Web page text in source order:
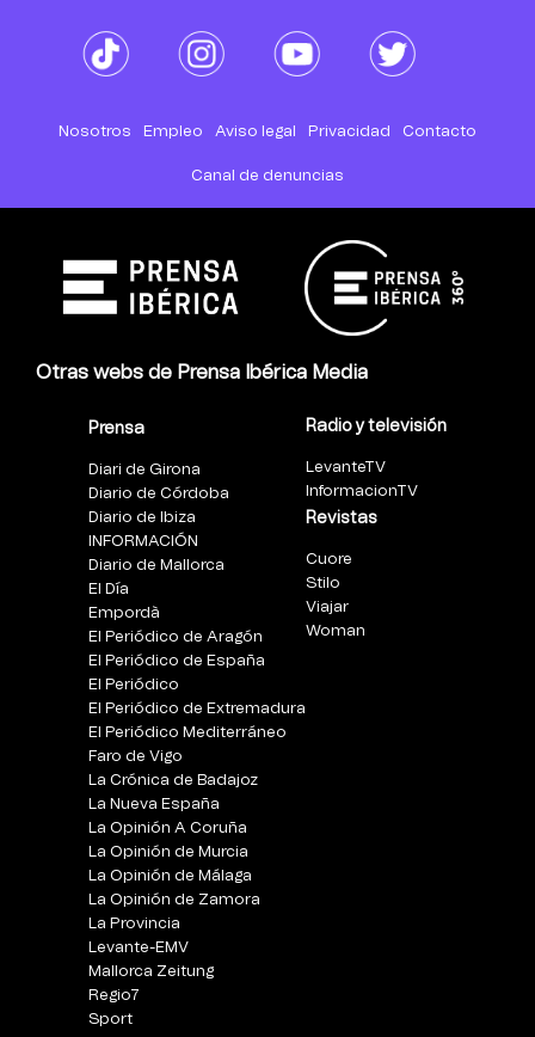
Nosotros Empleo Aviso legal Privacidad Contacto
Canal de denuncias
Otras webs de Prensa Ibérica Media
Prensa
Diari de Girona
Diario de Córdoba
Diario de Ibiza
INFORMACIÓN
Diario de Mallorca
El Día
Empordà
El Periódico de Aragón
El Periódico de España
El Periódico
El Periódico de Extremadura
El Periódico Mediterráneo
Faro de Vigo
La Crónica de Badajoz
La Nueva España
La Opinión A Coruña
La Opinión de Murcia
La Opinión de Málaga
La Opinión de Zamora
La Provincia
Levante-EMV
Mallorca Zeitung
Regio7
Sport
Radio y televisión
LevanteTV
InformacionTV
Revistas
Cuore
Stilo
Viajar
Woman